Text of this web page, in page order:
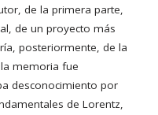
de la primera parte,
de un proyecto más
posteriormente, de la
memoria fue
desconocimiento por
de Lorentz,